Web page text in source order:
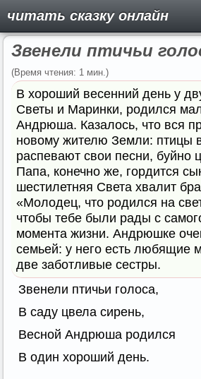
читать сказку онлайн
Звенели птичьи
(Время чтения: 1 мин.)
В хороший весенний день у
Светы и Маринки, родился
Андрюша. Казалось, что вся
новому жителю Земли: птицы
распевают свои песни, буйно
Папа, конечно же, гордится
шестилетняя Света хвалит
«Молодец, что родился на
чтобы тебе были рады с
момента жизни. Андрюшке
семьей: у него есть любящие
две заботливые сестры.
Звенели птичьи голоса,
В саду цвела сирень,
Весной Андрюша родился
В один хороший день.